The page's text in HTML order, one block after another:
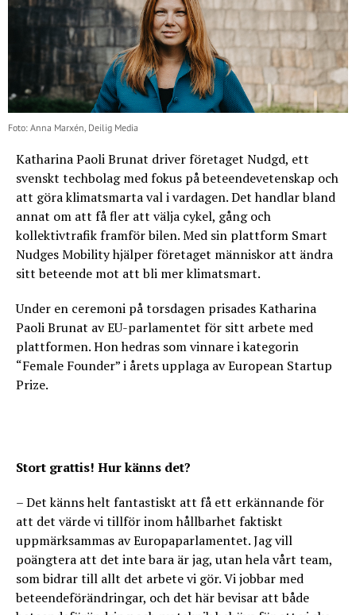
Foto: Anna Marxén, Deilig Media
Katharina Paoli Brunat driver företaget Nudgd, ett
svenskt techbolag med fokus på beteendevetenskap och
att göra klimatsmarta val i vardagen. Det handlar bland
annat om att få fler att välja cykel, gång och
kollektivtrafik framför bilen. Med sin plattform Smart
Nudges Mobility hjälper företaget människor att ändra
sitt beteende mot att bli mer klimatsmart.
Under en ceremoni på torsdagen prisades Katharina
Paoli Brunat av EU-parlamentet för sitt arbete med
plattformen. Hon hedras som vinnare i kategorin
“Female Founder” i årets upplaga av European Startup
Prize.
Stort grattis! Hur känns det?
– Det känns helt fantastiskt att få ett erkännande för
att det värde vi tillför inom hållbarhet faktiskt
uppmärksammas av Europaparlamentet. Jag vill
poängtera att det inte bara är jag, utan hela vårt team,
som bidrar till allt det arbete vi gör. Vi jobbar med
beteendeförändringar, och det här bevisar att både